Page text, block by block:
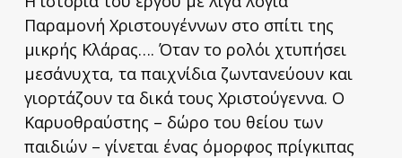
Παραμονή Χριστουγέννων στο σπίτι της
μικρής Κλάρας…. Όταν το ρολόι χτυπήσει
μεσάνυχτα, τα παιχνίδια ζωντανεύουν και
γιορτάζουν τα δικά τους Χριστούγεννα. Ο
Καρυοθραύστης – δώρο του θείου των
παιδιών – γίνεται ένας όμορφος πρίγκιπας